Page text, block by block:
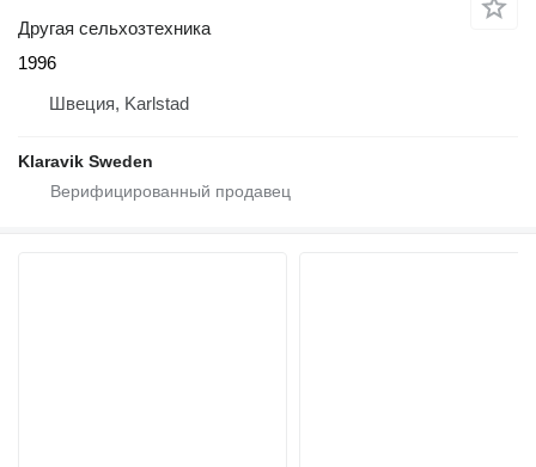
Другая сельхозтехника
1996
Швеция, Karlstad
Klaravik Sweden